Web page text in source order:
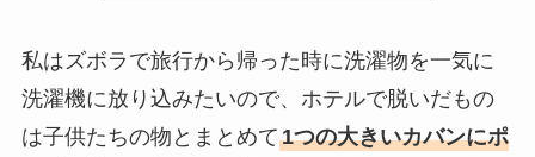
私はズボラで旅行から帰った時に洗濯物を一気に
洗濯機に放り込みたいので、ホテルで脱いだもの
は子供たちの物とまとめて1つの大きいカバンにポ